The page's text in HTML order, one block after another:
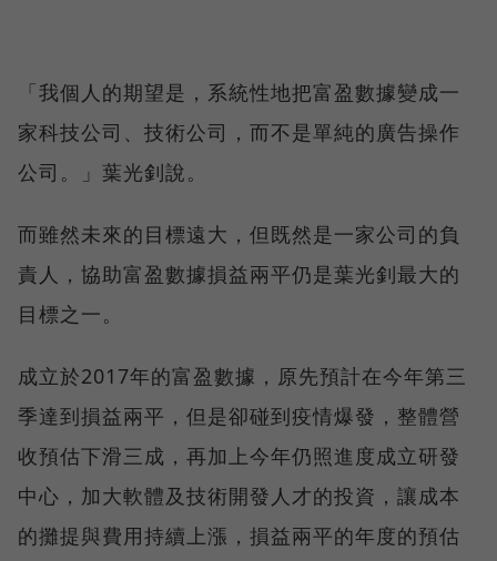
「我個人的期望是，系統性地把富盈數據變成一
家科技公司、技術公司，而不是單純的廣告操作
公司。」葉光釗說。
而雖然未來的目標遠大，但既然是一家公司的負
責人，協助富盈數據損益兩平仍是葉光釗最大的
目標之一。
成立於2017年的富盈數據，原先預計在今年第三
季達到損益兩平，但是卻碰到疫情爆發，整體營
收預估下滑三成，再加上今年仍照進度成立研發
中心，加大軟體及技術開發人才的投資，讓成本
的攤提與費用持續上漲，損益兩平的年度的預估